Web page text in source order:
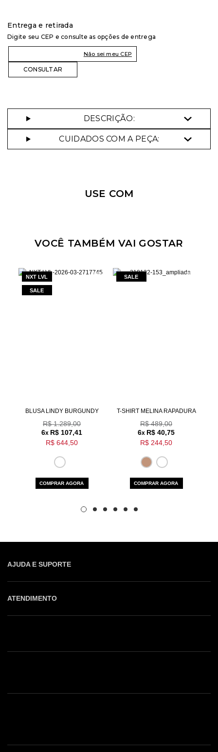
Nossa personal shopper
Selecione o tamanho que você deseja:
Entrega e retirada
Digite seu CEP e consulte as opções de entrega
Não sei meu CEP
DESCRIÇÃO:
CUIDADOS COM A PEÇA:
USE COM
VOCÊ TAMBÉM VAI GOSTAR
NXT LVL
BLUSA LINDY BURGUNDY
R$ 1.289,00
6x R$ 107,41
R$ 644,50
COMPRAR AGORA
T-SHIRT MELINA RAPADURA
R$ 489,00
6x R$ 40,75
R$ 244,50
COMPRAR AGORA
AJUDA E SUPORTE
ATENDIMENTO
Nossas Lojas